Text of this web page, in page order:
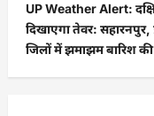
UP Weather Alert:
दिखाएगा तेवर:
जिलों में झमाझम बारिश